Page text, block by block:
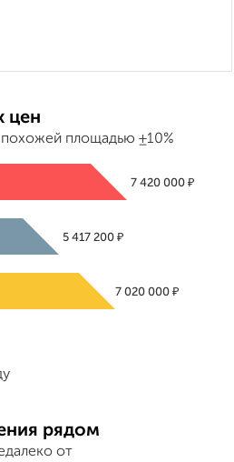
цен
похожей площадью ±10%
7 420 000 ₽
5 417 200₽
7 020 000 ₽
рядом
от